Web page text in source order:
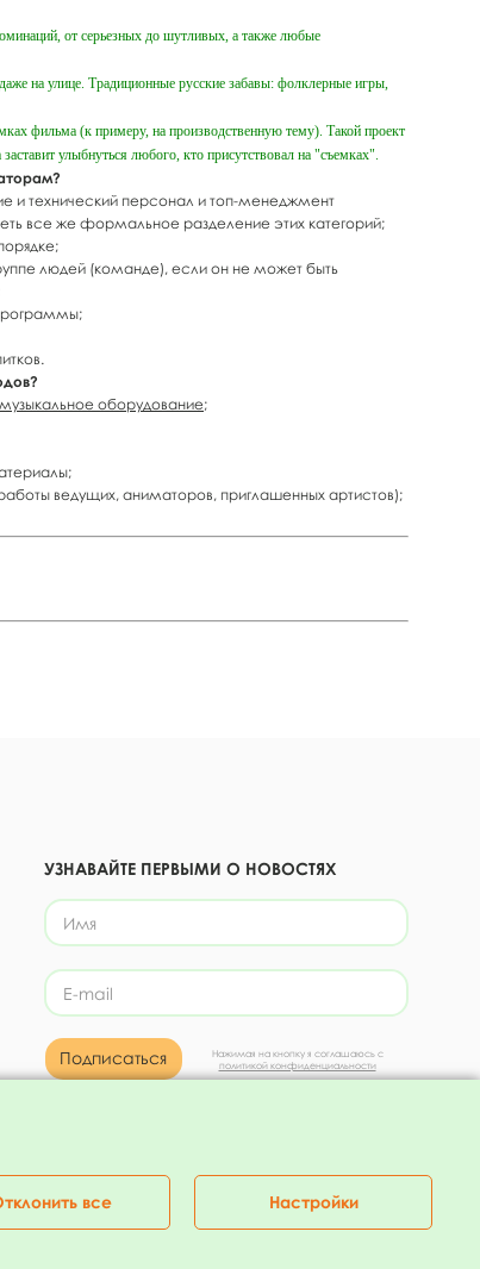
от серьезных до шутливых, а также любые
на улице. Традиционные русские забавы: фолклерные игры,
фильма (к примеру, на производственную тему). Такой проект
улыбнуться любого, кто присутствовал на "съемках".
и технический персонал и топ-менеджмент
все же формальное разделение этих категорий;
людей (команде), если он не может быть
оборудование;
ведущих, аниматоров, приглашенных артистов);
УЗНАВАЙТЕ ПЕРВЫМИ О НОВОСТЯХ
Подписаться
Нажимая на кнопку я соглашаюсь с
политикой конфиденциальности
все Настройки